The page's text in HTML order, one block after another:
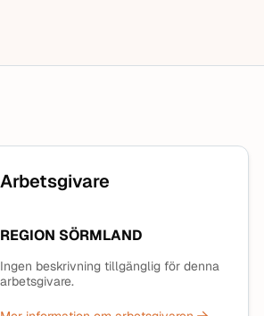
Arbetsgivare
REGION SÖRMLAND
Ingen beskrivning tillgänglig för denna
arbetsgivare.